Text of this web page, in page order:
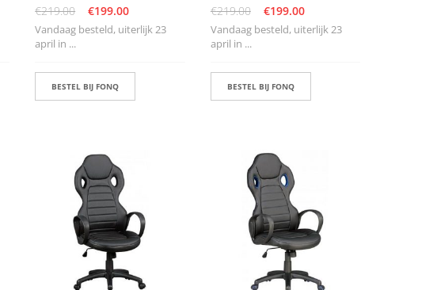
€219.00 €199.00
Vandaag besteld, uiterlijk 23
april in ...
BESTEL BIJ FONQ
€219.00 €199.00
Vandaag besteld, uiterlijk 23
april in ...
BESTEL BIJ FONQ